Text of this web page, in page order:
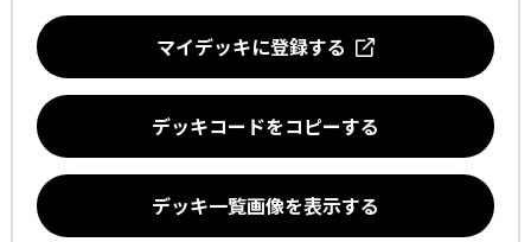
マイデッキに登録する
デッキコードをコピーする
デッキ一覧画像を表示する